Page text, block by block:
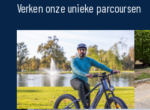
Verken onze unieke parcoursen